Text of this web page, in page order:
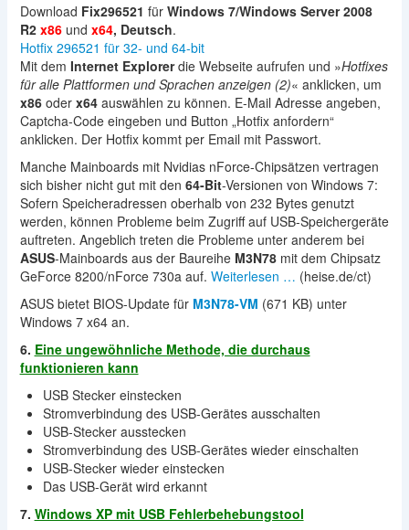
Download Fix296521 für Windows 7/Windows Server 2008
R2 x86und x64, Deutsch.
Hotfix 296521 für 32- und 64-bit
Mit dem Internet Explorerdie Webseite aufrufen und »Hotfixes
für alle Plattformen und Sprachen anzeigen (2)« anklicken, um
x86oder x64auswählen zu können. E-Mail Adresse angeben,
Captcha-Code eingeben und Button „Hotfix anfordern“
anklicken. Der Hotfix kommt per Email mit Passwort.
Manche Mainboards mit Nvidias nForce-Chipsätzen vertragen
sich bisher nicht gut mit den 64-Bit-Versionen von Windows 7:
Sofern Speicheradressen oberhalb von 232 Bytes genutzt
werden, können Probleme beim Zugriff auf USB-Speichergeräte
auftreten. Angeblich treten die Probleme unter anderem bei
ASUS-Mainboards aus der Baureihe M3N78mit dem Chipsatz
GeForce 8200/nForce 730a auf. Weiterlesen … (heise.de/ct)
ASUS bietet BIOS-Update für M3N78-VM (671 KB) unter
Windows 7 x64 an.
6. Eine ungewöhnliche Methode, die durchaus
funktionieren kann
USB Stecker einstecken
Stromverbindung des USB-Gerätes ausschalten
USB-Stecker ausstecken
Stromverbindung des USB-Gerätes wieder einschalten
USB-Stecker wieder einstecken
Das USB-Gerät wird erkannt
7. Windows XP mit USB Fehlerbehebungstool